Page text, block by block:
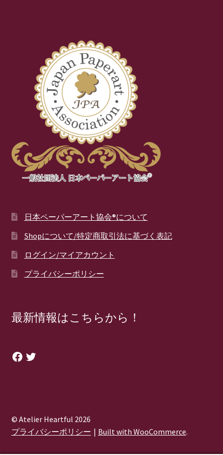
日本ペーパーアート協会®について
Shopについて/特定商取引法に基づく表記
ログイン/マイアカウント
プライバシーポリシー
最新情報はこちらから！
Facebook
Twitter
© Atelier Heartful 2026
プライバシーポリシー
Built with WooCommerce.